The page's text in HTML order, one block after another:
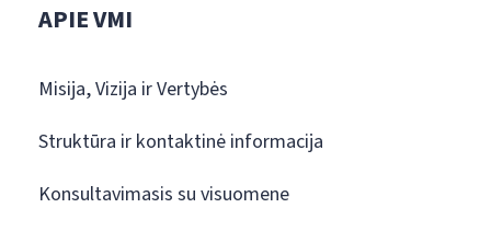
APIE VMI
Misija, Vizija ir Vertybės
Struktūra ir kontaktinė informacija
Konsultavimasis su visuomene